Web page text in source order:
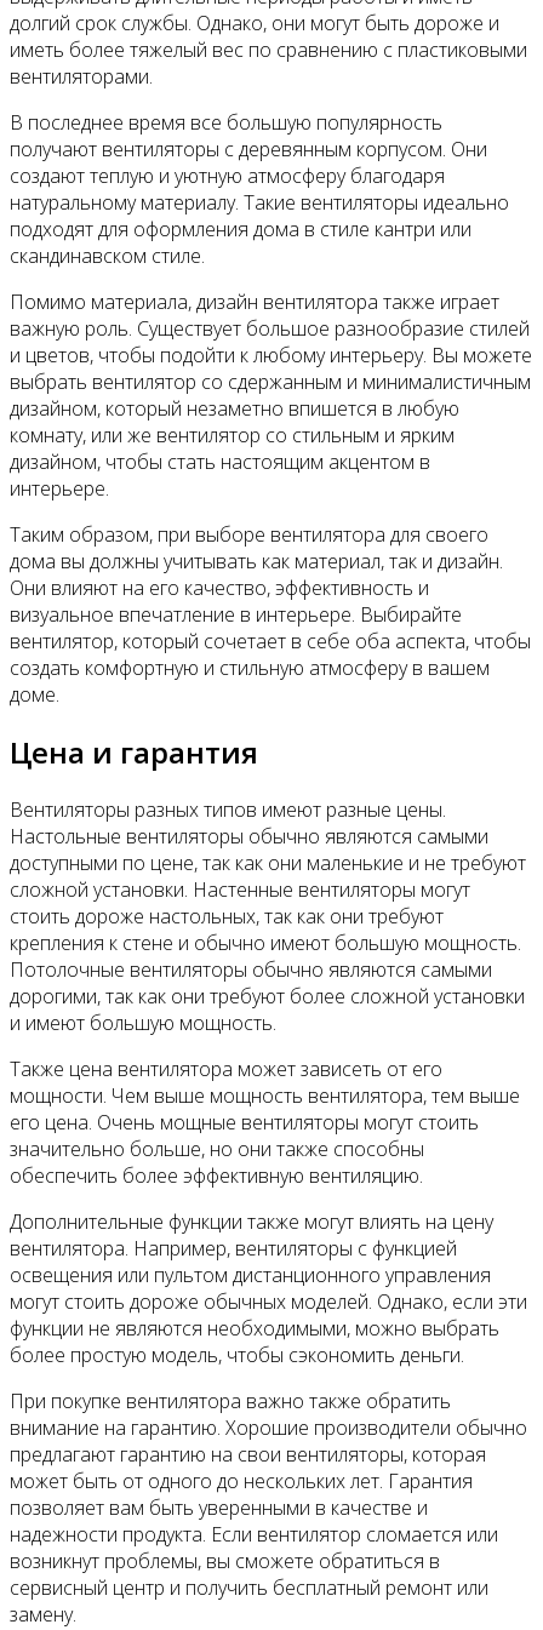
долгий срок службы. Однако, они могут быть дороже и
иметь более тяжелый вес по сравнению с пластиковыми
вентиляторами.
В последнее время все большую популярность
получают вентиляторы с деревянным корпусом. Они
создают теплую и уютную атмосферу благодаря
натуральному материалу. Такие вентиляторы идеально
подходят для оформления дома в стиле кантри или
скандинавском стиле.
Помимо материала, дизайн вентилятора также играет
важную роль. Существует большое разнообразие стилей
и цветов, чтобы подойти к любому интерьеру. Вы можете
выбрать вентилятор со сдержанным и минималистичным
дизайном, который незаметно впишется в любую
комнату, или же вентилятор со стильным и ярким
дизайном, чтобы стать настоящим акцентом в
интерьере.
Таким образом, при выборе вентилятора для своего
дома вы должны учитывать как материал, так и дизайн.
Они влияют на его качество, эффективность и
визуальное впечатление в интерьере. Выбирайте
вентилятор, который сочетает в себе оба аспекта, чтобы
создать комфортную и стильную атмосферу в вашем
доме.
Цена и гарантия
Вентиляторы разных типов имеют разные цены.
Настольные вентиляторы обычно являются самыми
доступными по цене, так как они маленькие и не требуют
сложной установки. Настенные вентиляторы могут
стоить дороже настольных, так как они требуют
крепления к стене и обычно имеют большую мощность.
Потолочные вентиляторы обычно являются самыми
дорогими, так как они требуют более сложной установки
и имеют большую мощность.
Также цена вентилятора может зависеть от его
мощности. Чем выше мощность вентилятора, тем выше
его цена. Очень мощные вентиляторы могут стоить
значительно больше, но они также способны
обеспечить более эффективную вентиляцию.
Дополнительные функции также могут влиять на цену
вентилятора. Например, вентиляторы с функцией
освещения или пультом дистанционного управления
могут стоить дороже обычных моделей. Однако, если эти
функции не являются необходимыми, можно выбрать
более простую модель, чтобы сэкономить деньги.
При покупке вентилятора важно также обратить
внимание на гарантию. Хорошие производители обычно
предлагают гарантию на свои вентиляторы, которая
может быть от одного до нескольких лет. Гарантия
позволяет вам быть уверенными в качестве и
надежности продукта. Если вентилятор сломается или
возникнут проблемы, вы сможете обратиться в
сервисный центр и получить бесплатный ремонт или
замену.